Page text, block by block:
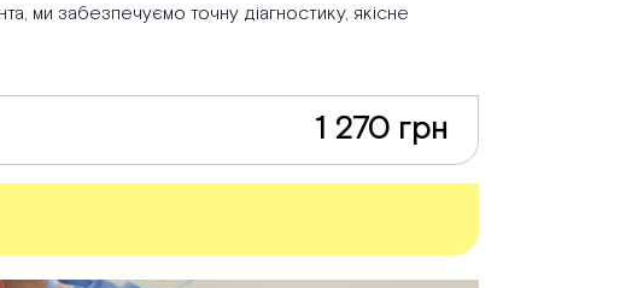
ми забезпечуємо точну діагностику, якісне
1 270 грн